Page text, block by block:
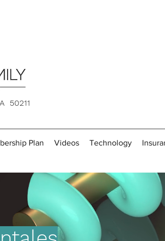
50211
Plan Videos Technology